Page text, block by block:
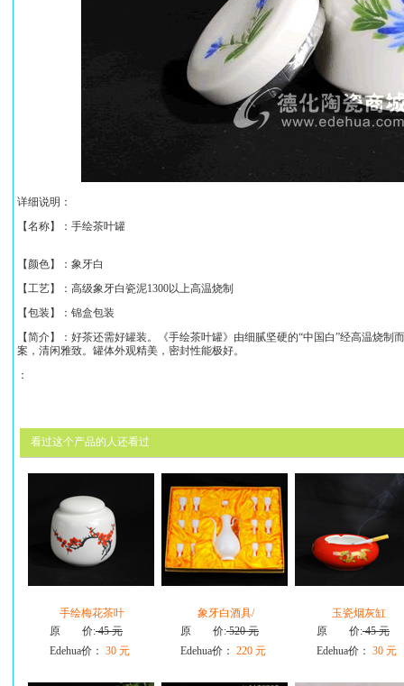
详细说明：
【名称】： 手绘茶叶罐
【颜色】：象牙白
【工艺】：高级象牙白瓷泥1300以上高温烧制
【包装】：锦盒包装
【简介】：好茶还需好罐装。《手绘茶叶罐》由细腻坚硬的“中国白”经高温烧制
案，清闲雅致。 罐体外观精美，密封性能极好。
：
看过这个产品的人还看过
手绘梅花茶叶
原 价:45 元
Edehua价： 30 元
象牙白酒具/
原 价:520 元
Edehua价： 220 元
玉瓷烟灰缸
原 价:45 元
Edehua价： 30 元